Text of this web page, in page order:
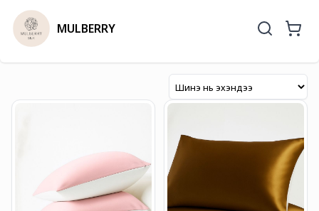
MULBERRY